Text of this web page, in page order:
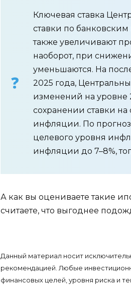
Ключевая ставка
ставки по банковским
также увеличивают
наоборот, при
уменьшаются. На
2025 года,
изменений на
сохранении ставки
инфляции. По
целевого уровня
инфляции до 7–8%,
А как вы оцениваете такие
считаете, что выгоднее
Данный материал носит
рекомендацией. Любые
финансовых целей, уровня риска и